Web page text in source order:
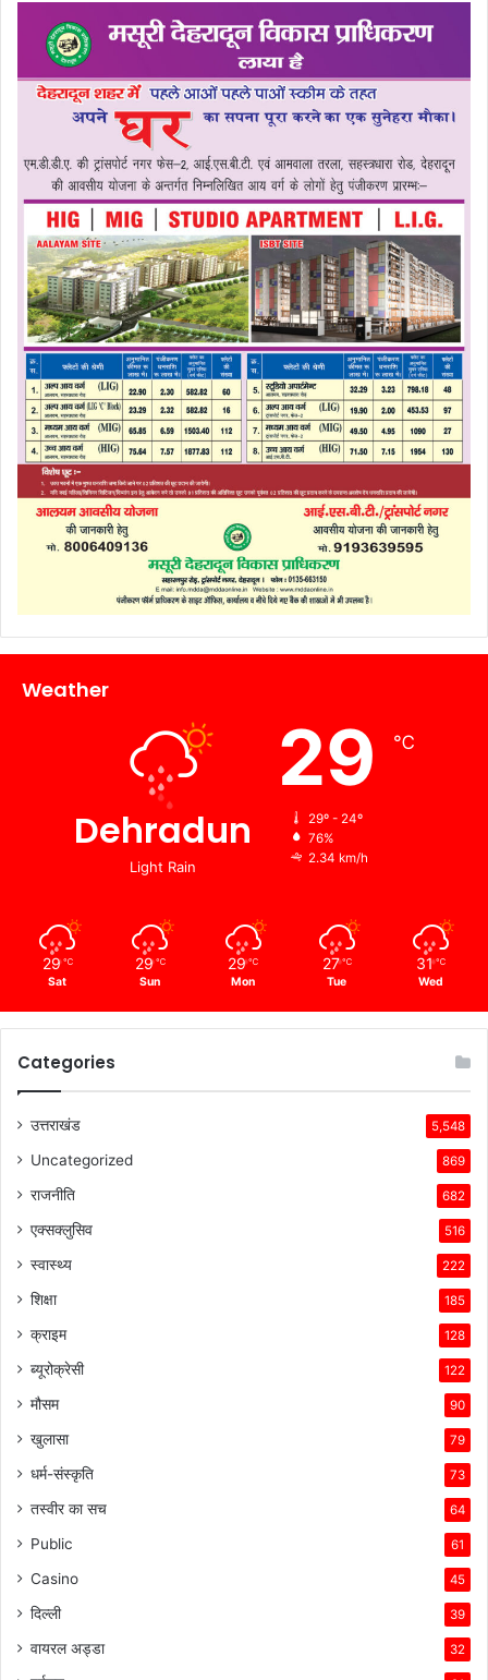
Weather
Dehradun
Light Rain
29 ℃
29º - 24º
76%
2.34 km/h
29 ℃
Sat
29 ℃
Sun
29 ℃
Mon
27 ℃
Tue
31 ℃
Wed
Categories
उत्तराखंड 5,548
Uncategorized 869
राजनीति 682
एक्सक्लुसिव 516
स्वास्थ्य 222
शिक्षा 185
क्राइम 128
ब्यूरोक्रेसी 122
मौसम 90
खुलासा 79
धर्म-संस्कृति 73
तस्वीर का सच 64
Public 61
Casino 45
दिल्ली 39
वायरल अड्डा 32